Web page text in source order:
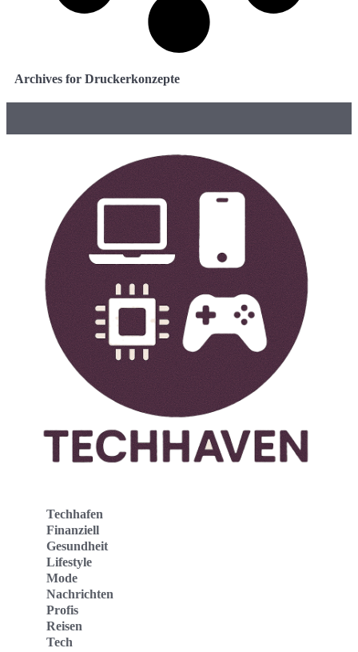
Archives for Druckerkonzepte
Techhafen
Finanziell
Gesundheit
Lifestyle
Mode
Nachrichten
Profis
Reisen
Tech